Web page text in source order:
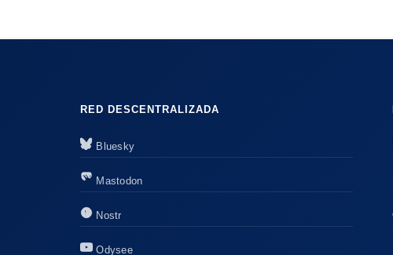
RED DESCENTRALIZADA
Bluesky
Mastodon
Nostr
Odysee